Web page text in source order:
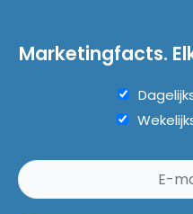
Marketingfacts.